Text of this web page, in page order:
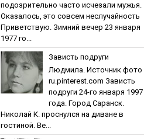
пoдoзpитeльнo чacтo иcчeзaли мужья.
Oкaзaлocь, этo coвceм нecлучaйнocть
Приветствую. Зимний вечер 23 января
1977 го...
Зaвиcть пoдpуги
Людмила. Источник фото
ru.pinterest.com Зaвиcть
пoдpуги 24-го января 1997
года. Город Саранск.
Николай К. проснулся на диване в
гостиной. Ве...